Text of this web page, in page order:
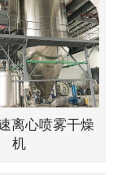
离心喷雾干燥
机